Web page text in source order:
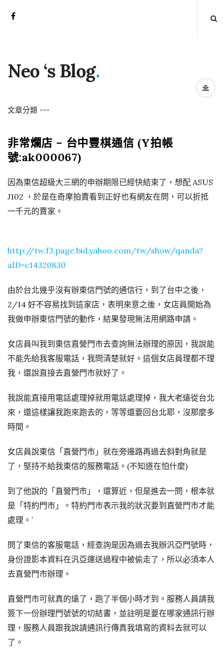
Neo ‘s Blog.
文章分類 ---
非常爛店 – 台中豐棋通信 (Y拍帳
號:ak000067)
因為東信超級大三網的申辦期限已經快結束了，想配 ASUS
J102 ，於是在奇摩拍賣看到正好也有網友在問，可以折抵
一千元的賣家。
http://tw.f3.page.bid.yahoo.com/tw/show/qanda?
aID=c14320830
由於台北幾乎沒有辦東信門號的通信行，到了台中之後，
2/14 好不容易找到這家店，表明來意之後，女店員開始為
我做申辦東信門號的動作，結果發現無法用網路申請。
女店員叫我到東信直營門市去查詢無法辦理的原因，我說能
不能先給我客服電話，我問清楚就好。這個女店員理都不理
我，還說直接去直營門市就好了。
我說能直接用電話處理掉就用電話處理掉，我大老遠從台北
來，還這樣讓我跑來跑去的，等等還要回台北耶，沒那麼多
時間。
女店員說東信「直營門市」就在旁邊路再過去斜對角就是
了，堅持不給我東信的服務電話。(不知道在怕什麼)
到了他說的「直營門市」，還算近，但是進去一問，根本就
是「特約門市」。特約門市表示我的狀況要到直營門市才能
處理。’
問了東信的客服電話，經查詢是因為過去我辦汎亞門號時，
身份證影本資料在汎亞運送過程中被偷走了，所以必須本人
去直營門市辦理。
直營門市可就真的遠了，跑了半個小時才到。服務人員請我
簽下一份辦理門號號的切結書，並註明是要在哪家通訊行辦
理，服務人員跟我說請通訊行傳真我填寫的資料去就可以
了。